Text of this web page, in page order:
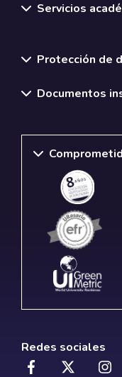
Servicios
Protección de
Documentos
Redes sociales